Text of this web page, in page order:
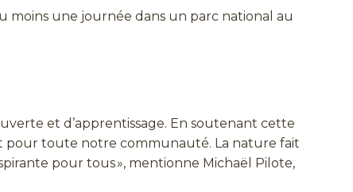
moins une journée dans un parc national au
et d’apprentissage. En soutenant cette
pour toute notre communauté. La nature fait
pour tous », mentionne Michaël Pilote,